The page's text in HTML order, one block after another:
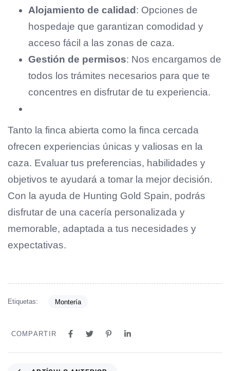
Alojamiento de calidad: Opciones de
hospedaje que garantizan comodidad y
acceso fácil a las zonas de caza.
Gestión de permisos: Nos encargamos de
todos los trámites necesarios para que te
concentres en disfrutar de tu experiencia.
Tanto la finca abierta como la finca cercada
ofrecen experiencias únicas y valiosas en la
caza. Evaluar tus preferencias, habilidades y
objetivos te ayudará a tomar la mejor decisión.
Con la ayuda de Hunting Gold Spain, podrás
disfrutar de una cacería personalizada y
memorable, adaptada a tus necesidades y
expectativas.
Etiquetas: Montería
COMPARTIR